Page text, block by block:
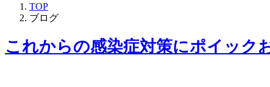
TOP
ブログ
これからの感染症対策にポイック